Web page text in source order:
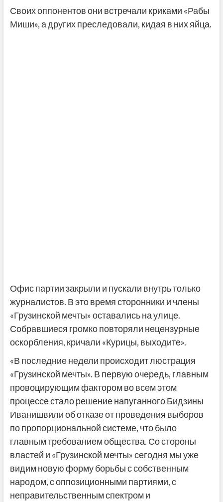
Своих оппонентов они встречали криками «Рабы
Миши», а других преследовали, кидая в них яйца.
Офис партии закрыли и пускали внутрь только
журналистов. В это время сторонники и члены
«Грузинской мечты» оставались на улице.
Собравшиеся громко повторяли нецензурные
оскорбления, кричали «Курицы, выходите».
«В последние недели происходит люстрация
«Грузинской мечты». В первую очередь, главным
провоцирующим фактором во всем этом
процессе стало решение напуганного Бидзины
Иванишвили об отказе от проведения выборов
по пропорциональной системе, что было
главным требованием общества. Со стороны
властей и «Грузинской мечты» сегодня мы уже
видим новую форму борьбы с собственным
народом, с оппозиционными партиями, с
неправительственным спектром и